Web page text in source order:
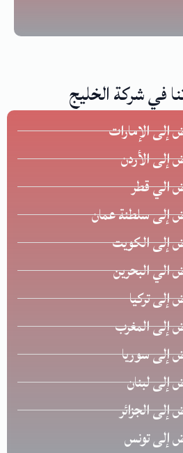
في شركة الخليج
الإمارات
الأردن
الي قطر
إلى سلطنة عمان
إلى الكويت
الي البحرين
تركيا
إلى المغرب
إلى سوريا
لبنان
الجزائر
إلى تونس